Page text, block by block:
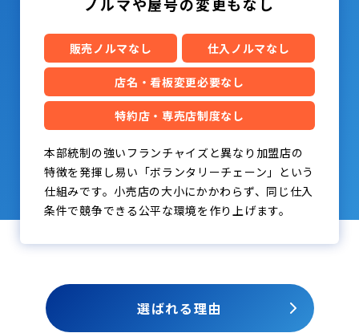
販売ノルマなし 仕入ノルマなし
店名・看板変更必要なし
特約店・専売店制度なし
本部統制の強いフランチャイズと異なり加盟店の
特徴を発揮し易い「ボランタリーチェーン」という
仕組みです。小売店の大小にかかわらず、同じ仕入
条件で競争できる公平な環境を作り上げます。
選ばれる理由